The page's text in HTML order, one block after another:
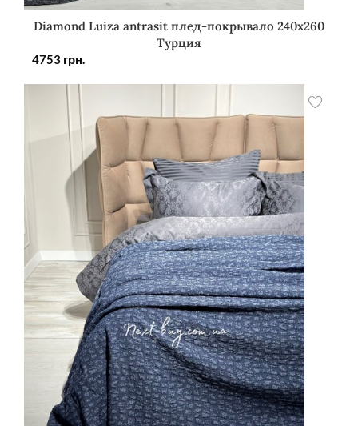
Diamond Luiza antrasit плед-покрывало 240х260
Турция
4753 грн.